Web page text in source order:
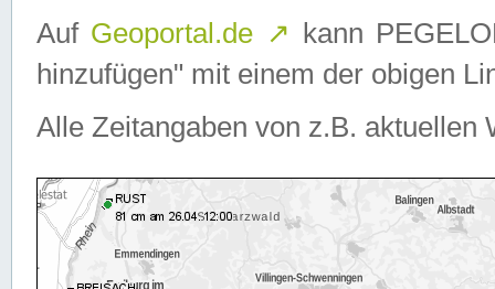
Auf Geoportal.de ↗ kann
hinzufügen" mit einem der obigen
Alle Zeitangaben von z.B. aktuellen